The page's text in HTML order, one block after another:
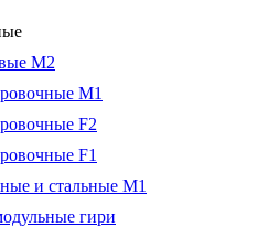
М2
М1
F2
F1
и стальные М1
гири